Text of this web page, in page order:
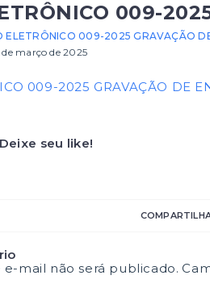
009-
ELETRÔNICO 009-2025 GRAVAÇÃO
de março de 2025
009-2025 GRAVAÇÃO DE
seu like!
mail não será publicado.